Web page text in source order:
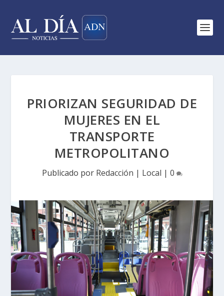
PRIORIZAN SEGURIDAD DE
MUJERES EN EL
TRANSPORTE
METROPOLITANO
Publicado por Redacción | Local | 0